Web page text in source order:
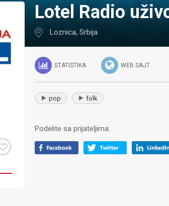
Lotel Radio
Loznica, Srbija
STATISTIKA WEB SAJT
pop folk
Podelite sa prijateljima: